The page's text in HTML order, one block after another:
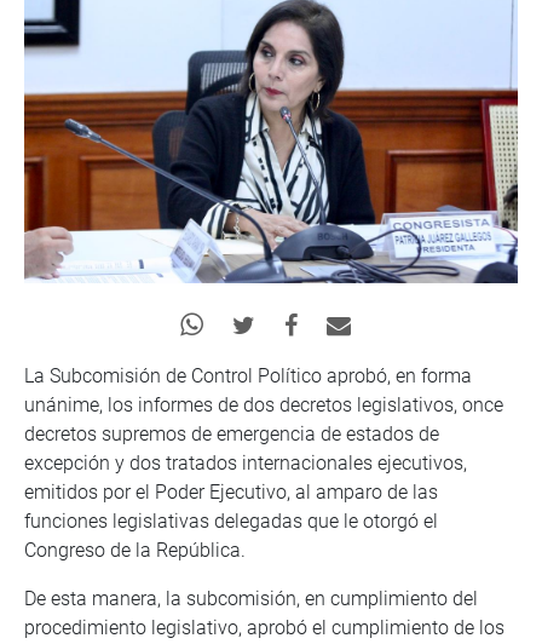
La Subcomisión de Control Político aprobó, en forma
unánime, los informes de dos decretos legislativos, once
decretos supremos de emergencia de estados de
excepción y dos tratados internacionales ejecutivos,
emitidos por el Poder Ejecutivo, al amparo de las
funciones legislativas delegadas que le otorgó el
Congreso de la República.
De esta manera, la subcomisión, en cumplimiento del
procedimiento legislativo, aprobó el cumplimiento de los